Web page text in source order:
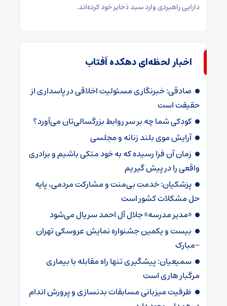
دارایی راهبردی وارد سبد ذخایر خود کرده‌اند.
اخبار لحظه‌ای دهکده آفتاب
صادقی: خبرنگاری مسئولیت اخلاقی در پاسداری از
حقیقت است
کودکی شما چه بر سر روابط بزرگسالی‌تان می‌آورد؟
آرایش موی بلند زنانه و مجلسی
زمان آن فرا رسیده که به خود متکی باشیم و برادری
واقعی را در پیش گیریم
پزشکیان: خدمت بی‌منت و مشارکت مردمی، پایه
حل مشکلات کشور است
«مدیر مدرسه» جلال آل احمد سریال می‌شود
بیست و یکمین جشنواره نمایش عروسکی تهران
-مبارک
سمیعیان: پیشگیری تنها راه مقابله با بیماری
مرگبار هاری است
ظرفیت میزبانی مسابقات بدنسازی و پرورش اندام